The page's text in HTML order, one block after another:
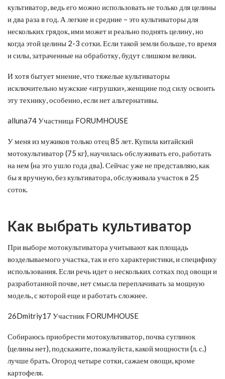
культиватор, ведь его можно использовать не только для целины
и два раза в год. А легкие и средние – это культиваторы для
нескольких грядок, ими может и реально поднять целину, но
когда этой целины 2-3 сотки. Если такой земли больше, то время
и силы, затраченные на обработку, будут слишком велики.
И хотя бытует мнение, что тяжелые культиваторы
исключительно мужские «игрушки», женщине под силу освоить
эту технику, особенно, если нет альтернативы.
alluna74 Участница FORUMHOUSE
У меня из мужиков только отец 85 лет. Купила китайский
мотокультиватор (75 кг), научилась обслуживать его, работать
на нем (на это ушло года два). Сейчас уже не представляю, как
бы я вручную, без культиватора, обслуживала участок в 25
соток.
Как выбрать культиватор
При выборе мотокультиватора учитывают как площадь
возделываемого участка, так и его характеристики, и специфику
использования. Если речь идет о нескольких сотках под овощи и
разработанной почве, нет смысла переплачивать за мощную
модель, с которой еще и работать сложнее.
26Dmitriy17 Участник FORUMHOUSE
Собираюсь приобрести мотокультиватор, почва суглинок
(целины нет), подскажите, пожалуйста, какой мощности (л. с.)
лучше брать. Огород четыре сотки, сажаем овощи, кроме
картофеля.